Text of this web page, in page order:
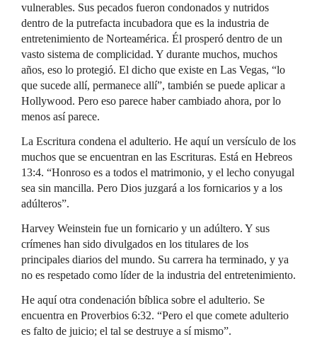
vulnerables. Sus pecados fueron condonados y nutridos
dentro de la putrefacta incubadora que es la industria de
entretenimiento de Norteamérica. Él prosperó dentro de un
vasto sistema de complicidad. Y durante muchos, muchos
años, eso lo protegió. El dicho que existe en Las Vegas, “lo
que sucede allí, permanece allí”, también se puede aplicar a
Hollywood. Pero eso parece haber cambiado ahora, por lo
menos así parece.
La Escritura condena el adulterio. He aquí un versículo de los
muchos que se encuentran en las Escrituras. Está en Hebreos
13:4. “Honroso es a todos el matrimonio, y el lecho conyugal
sea sin mancilla. Pero Dios juzgará a los fornicarios y a los
adúlteros”.
Harvey Weinstein fue un fornicario y un adúltero. Y sus
crímenes han sido divulgados en los titulares de los
principales diarios del mundo. Su carrera ha terminado, y ya
no es respetado como líder de la industria del entretenimiento.
He aquí otra condenación bíblica sobre el adulterio. Se
encuentra en Proverbios 6:32. “Pero el que comete adulterio
es falto de juicio; el tal se destruye a sí mismo”.